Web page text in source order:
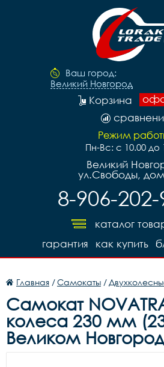
Ваш город:
Великий Новгород
Корзина
Режим
Пн-Вс: с 10.00 до
Великий
ул.Свободы,
8-906-
каталог
как купить
гарантия
Главная /Самокаты /
Самокат
колеса 230 мм
Великом